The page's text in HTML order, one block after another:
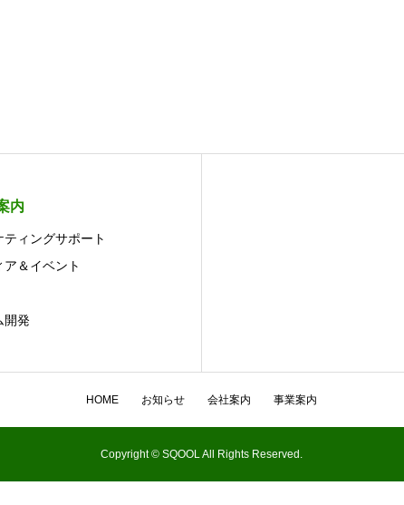
内
ティングサポート
ア＆イベント
開発
HOME お知らせ 会社案内 事業案内
Copyright © SQOOL All Rights Reserved.